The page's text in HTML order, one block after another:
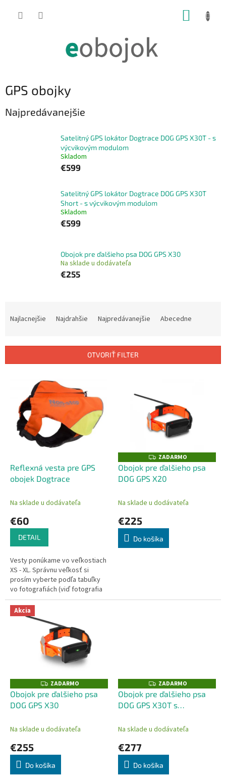
GPS obojky
Najpredávanejšie
Satelitný GPS lokátor Dogtrace DOG GPS X30T - s
výcvikovým modulom
Skladom
€599
Satelitný GPS lokátor Dogtrace DOG GPS X30T
Short - s výcvikovým modulom
Skladom
€599
Obojok pre ďalšieho psa DOG GPS X30
Na sklade u dodávateľa
€255
i
Najlacnejšie Najdrahšie Najpredávanejšie Abecedne
OTVORIŤ FILTER
Reflexná vesta pre GPS
obojek Dogtrace
Na sklade u dodávateľa
€60
DETAIL
Vesty ponúkame vo veľkostiach
XS - XL. Správnu veľkosť si
prosím vyberte podľa tabuľky
vo fotografiách (viď fotografia
produktu).
Z
A
D
A
O
ZADARMO
Obojok pre ďalšieho psa
DOG GPS X20
Na sklade u dodávateľa
€225
Do košíka
Akcia
Z
A
D
A
O
ZADARMO
Obojok pre ďalšieho psa
DOG GPS X30
Na sklade u dodávateľa
€255
Do košíka
Z
A
D
A
O
ZADARMO
Obojok pre ďalšieho psa
DOG GPS X30T s
Na sklade u dodávateľa
€277
Do košíka